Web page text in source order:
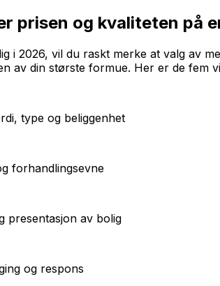
prisen og kvaliteten på
i 2026, vil du raskt merke at valg av
av din største formue. Her er de fem
type og beliggenhet
forhandlingsevne
presentasjon av bolig
og respons